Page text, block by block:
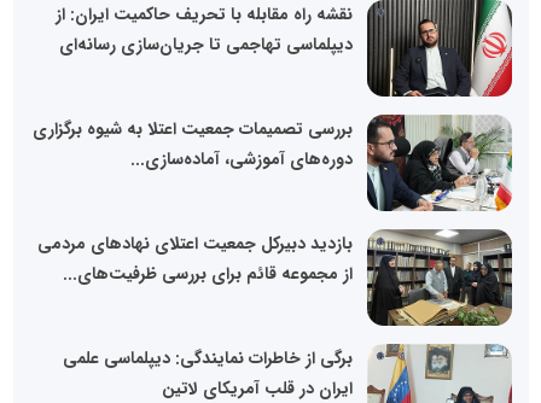
نقشه راه مقابله با تحریف حاکمیت ایران: از
دیپلماسی تهاجمی تا جریان‌سازی رسانه‌ای
بررسی تصمیمات جمعیت اعتلا به شیوه برگزاری
دوره‌های آموزشی، آماده‌سازی...
بازدید دبیرکل جمعیت اعتلای نهادهای مردمی
از مجموعه قائم برای بررسی ظرفیت‌های...
برگی از خاطرات نمایندگی: دیپلماسی علمی
ایران در قلب آمریکای لاتین